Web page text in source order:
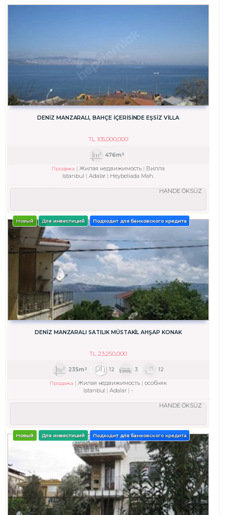
DENİZ MANZARALI, BAHÇE İÇERİSİNDE EŞSİZ VİLLA
TL105,000,000
476m²
Продажа Жилая недвижимость
Вилла
Istanbul
Adalar Heybeliada Mah.
HANDE ÖKSÜZ
Новый Для инвестиций Подходит для банковского кредита
DENİZ MANZARALI SATILIK MÜSTAKİL AHŞAP KONAK
TL 23,250,000
235m² 12 3 12
Продажа Жилая недвижимость
особняк
Istanbul
Adalar -
HANDE ÖKSÜZ
Новый Для инвестиций Подходит для банковского кредита